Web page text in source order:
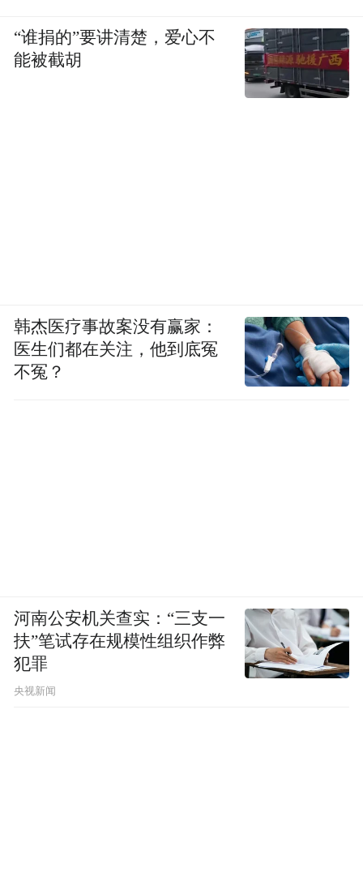
“谁捐的”要讲清楚，爱心不
能被截胡
韩杰医疗事故案没有赢家：
医生们都在关注，他到底冤
不冤？
河南公安机关查实：“三支一
扶”笔试存在规模性组织作弊
犯罪
央视新闻